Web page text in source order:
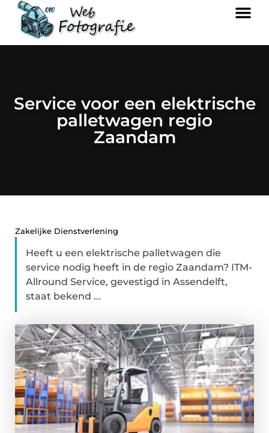
Service voor een elektrische
palletwagen regio
Zaandam
Zakelijke Dienstverlening
Heeft u een elektrische palletwagen die
service nodig heeft in de regio Zaandam? ITM-
Allround Service, gevestigd in Assendelft,
staat bekend ...